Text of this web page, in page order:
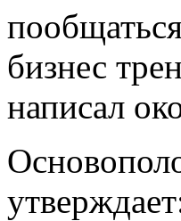
бизнес
написал